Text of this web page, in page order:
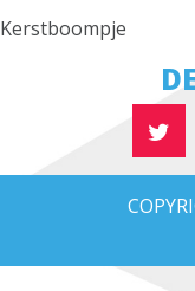
Kerstboompje